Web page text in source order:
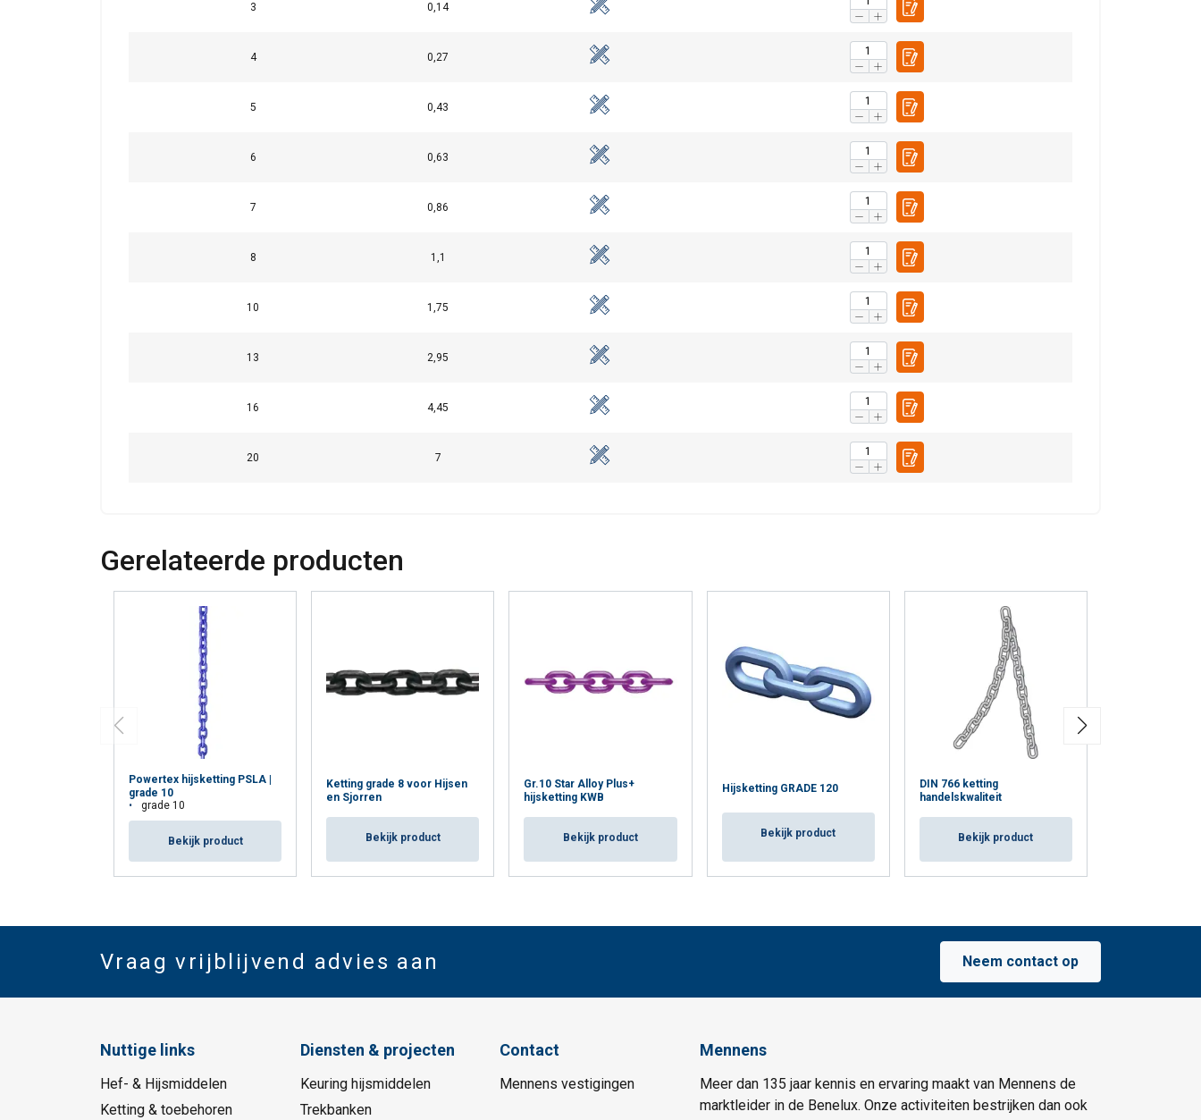
3 0,14
4 0,27
5 0,43
6 0,63
7 0,86
8 1,1
10 1,75
13 2,95
16 4,45
20 7
Gerelateerde producten
Powertex hijsketting PSLA |
grade 10
grade 10
Bekijk product
Ketting grade 8 voor Hijsen
en Sjorren
Bekijk product
Gr.10 Star Alloy Plus+
hijsketting KWB
Bekijk product
Hijsketting GRADE 120
Bekijk product
DIN 766 ketting
handelskwaliteit
Bekijk product
Vraag vrijblijvend advies aan Neem contact op
Nuttige links
Hef- & Hijsmiddelen
Ketting & toebehoren
Diensten & projecten
Keuring hijsmiddelen
Trekbanken
Contact
Mennens vestigingen
Mennens
Meer dan 135 jaar kennis en ervaring maakt van Mennens de
marktleider in de Benelux. Onze activiteiten bestrijken dan ook
DUTCH
ENGLISH TRANSLATION
Deze website maakt gebruik van cookies.
We gebruiken cookies om inhoud en advertenties te personaliseren en om ons verkeer te analyseren. We
delen ook informatie over uw gebruik van onze site met onze advertentie- en analysepartners, die deze
kunnen combineren met andere informatie die u aan hen heeft verstrekt of die zij hebben verzameld door
Niet-
geclassificeerd
ALLES ACCEPTEREN
ALLES AFWIJZEN